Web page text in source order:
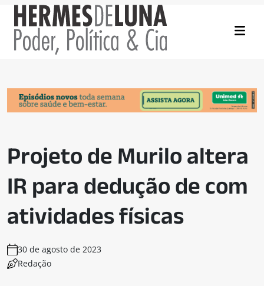
Projeto de Murilo altera
IR para dedução de com
atividades físicas
30 de agosto de 2023
Redação